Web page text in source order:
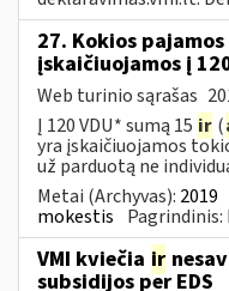
27. Kokios
įskaičiuojamos į
Web turinio sąrašas
Į 120 VDU* sumą 15 ir (
yra įskaičiuojamos
už parduotą ne
Metai (Archyvas): 2019
mokestis Pagrindinis:
VMI kviečia ir
subsidijos per EDS